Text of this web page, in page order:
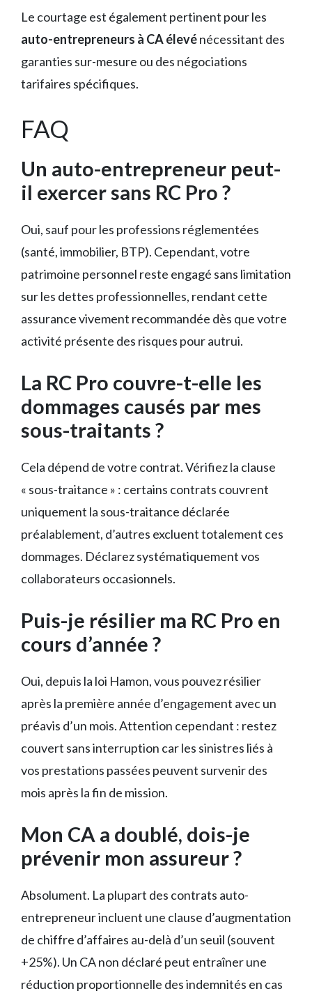
Le courtage est également pertinent pour les
auto-entrepreneurs à CA élevénécessitant des
garanties sur-mesure ou des négociations
tarifaires spécifiques.
FAQ
Un auto-entrepreneur peut-
il exercer sans RC Pro ?
Oui, sauf pour les professions réglementées
(santé, immobilier, BTP). Cependant, votre
patrimoine personnel reste engagé sans limitation
sur les dettes professionnelles, rendant cette
assurance vivement recommandée dès que votre
activité présente des risques pour autrui.
La RC Pro couvre-t-elle les
dommages causés par mes
sous-traitants ?
Cela dépend de votre contrat. Vérifiez la clause
« sous-traitance » : certains contrats couvrent
uniquement la sous-traitance déclarée
préalablement, d’autres excluent totalement ces
dommages. Déclarez systématiquement vos
collaborateurs occasionnels.
Puis-je résilier ma RC Pro en
cours d’année ?
Oui, depuis la loi Hamon, vous pouvez résilier
après la première année d’engagement avec un
préavis d’un mois. Attention cependant : restez
couvert sans interruption car les sinistres liés à
vos prestations passées peuvent survenir des
mois après la fin de mission.
Mon CA a doublé, dois-je
prévenir mon assureur ?
Absolument. La plupart des contrats auto-
entrepreneur incluent une clause d’augmentation
de chiffre d’affaires au-delà d’un seuil (souvent
+25%). Un CA non déclaré peut entraîner une
réduction proportionnelle des indemnités en cas